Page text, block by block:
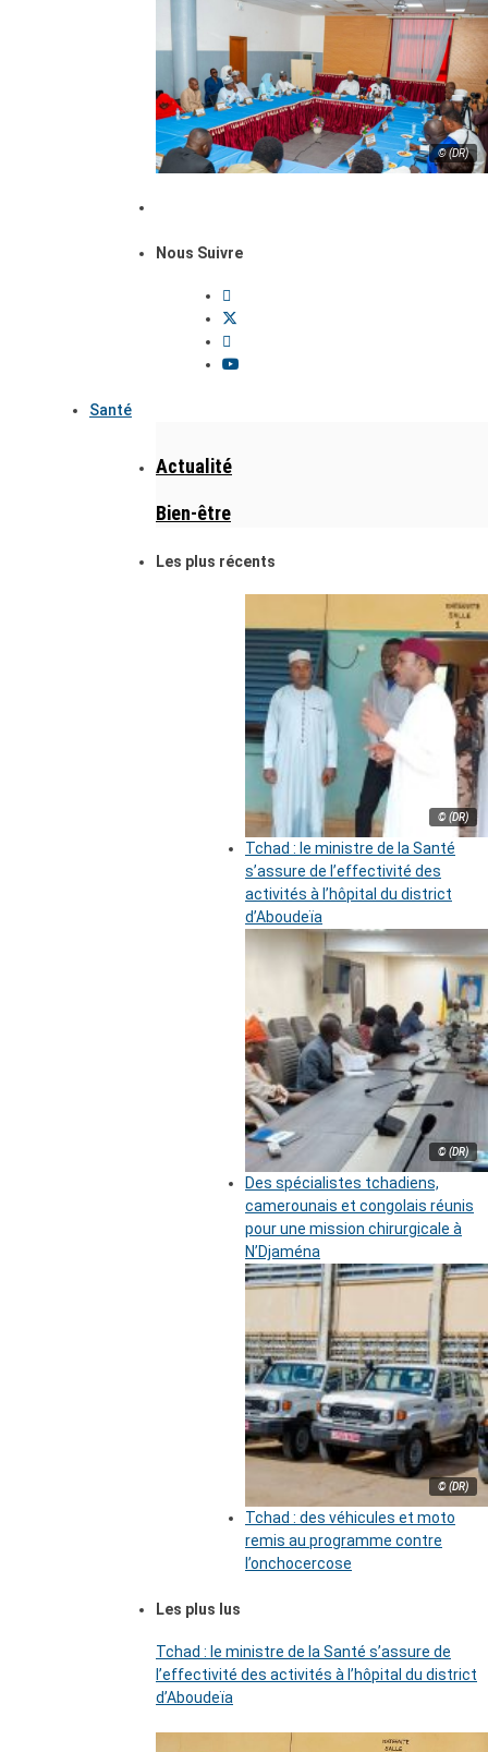
© (DR)
Nous Suivre
Santé
Actualité
Bien-être
Les plus récents
© (DR)
Tchad : le ministre de la Santé
s’assure de l’effectivité des
activités à l’hôpital du district
d’Aboudeïa
© (DR)
Des spécialistes tchadiens,
camerounais et congolais réunis
pour une mission chirurgicale à
N’Djaména
© (DR)
Tchad : des véhicules et moto
remis au programme contre
l’onchocercose
Les plus lus
Tchad : le ministre de la Santé s’assure de
l’effectivité des activités à l’hôpital du district
d’Aboudeïa